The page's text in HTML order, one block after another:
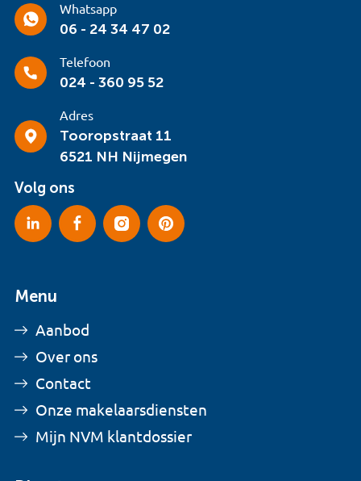
Whatsapp
06 - 24 34 47 02
Telefoon
024 - 360 95 52
Adres
Tooropstraat 11
6521 NH Nijmegen
Volg ons
Menu
Aanbod
Over ons
Contact
Onze makelaarsdiensten
Mijn NVM klantdossier